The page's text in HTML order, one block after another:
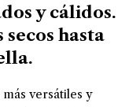
y cálidos.
hasta
versátiles y